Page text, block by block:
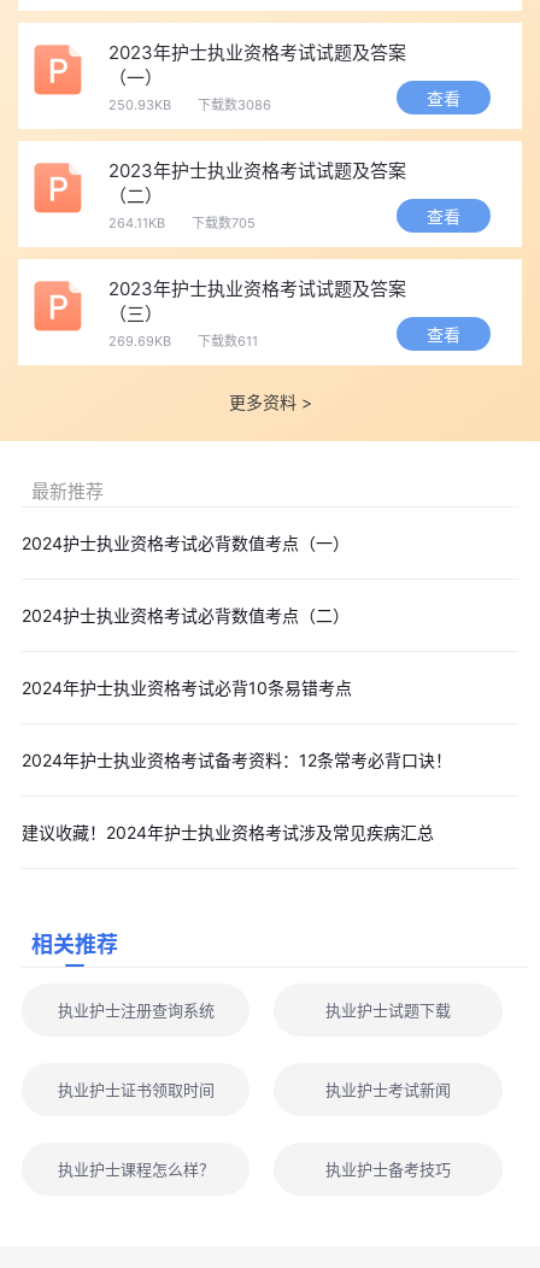
2023年护士执业资格考试试题及答案
（一）
250.93KB 下载数3086 查看
2023年护士执业资格考试试题及答案
（二）
264.11KB 下载数705 查看
2023年护士执业资格考试试题及答案
（三）
269.69KB 下载数611 查看
更多资料 >
最新推荐
2024护士执业资格考试必背数值考点（一）
2024护士执业资格考试必背数值考点（二）
2024年护士执业资格考试必背10条易错考点
2024年护士执业资格考试备考资料：12条常考必背口诀！
建议收藏！2024年护士执业资格考试涉及常见疾病汇总
相关推荐
执业护士注册查询系统 执业护士试题下载
执业护士证书领取时间 执业护士考试新闻
执业护士课程怎么样？ 执业护士备考技巧